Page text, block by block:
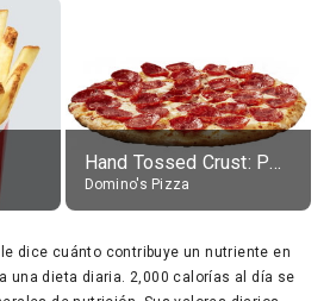
Hand Tossed Crust: Pepperoni Pizza (Large 14")
Domino's Pizza
le dice cuánto contribuye un nutriente en
una dieta diaria. 2,000 calorías al día se